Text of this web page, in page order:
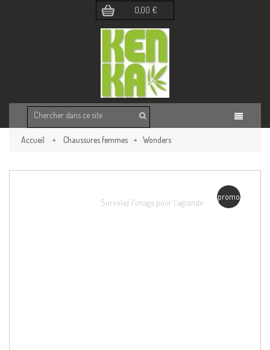
0,00 €
Accueil Chaussures femmes Wonders
promo
Survolez l'image pour l'agrandir